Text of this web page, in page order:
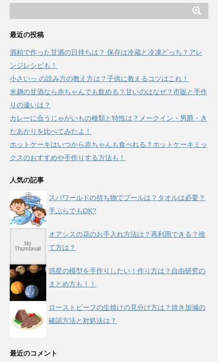
最近の投稿
酒粕で作った甘酒の日持ちは？ 保存は冷蔵と冷凍どっち？アレ
ンジレシピも！
小さいっ の読み方の教え方は？子供に教えるコツはこれ！
米麹の甘酒なら赤ちゃんでも飲める？甘いのはなぜ？市販と手作
りの違いは？
カレーに合うじゃがいもの種類と特性は？メークイン・男爵・き
たあかりを比べてみたよ！
ホットケーキはいつから赤ちゃんも食べれる？ホットケーキミッ
クスのおすすめや手作りする方法も！
人気の記事
スパワールドの持ち物でプールは？タオルは必要？
手ぶらでもOK?
オアシスの花のお手入れ方法は？再利用できる？捨
て方は？
惑星の模型を手作りしたい！作り方は？自由研究の
まとめ方も！！
ローストビーフの生焼けの見分け方は？焼き加減の
確認方法と対処法は？
最近のコメント